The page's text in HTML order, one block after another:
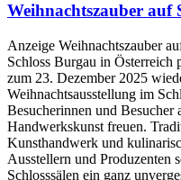
Weihnachtszauber auf
Anzeige Weihnachtszauber
Schloss Burgau in Österreich
zum 23. Dezember 2025
Weihnachtsausstellung im
Besucherinnen und Besucher
Handwerkskunst freuen.
Kunsthandwerk und
Ausstellern und Produzenten
Schlosssälen ein ganz